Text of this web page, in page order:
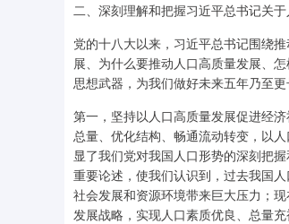
二、深刻理解和把握习近平总书记关
党的十八大以来，习近平总书记围绕
展、为什么要推动人口高质量发展、
思想武器，为我们做好未来五年乃至
第一，坚持以人口高质量发展促进经
总量、优化结构、畅通流动转变，以
显了我们党对我国人口形势的深刻把
重要论述，使我们认识到，过去我国
社会发展和资源环境带来巨大压力；
发展战略，实现人口素质优良、总量